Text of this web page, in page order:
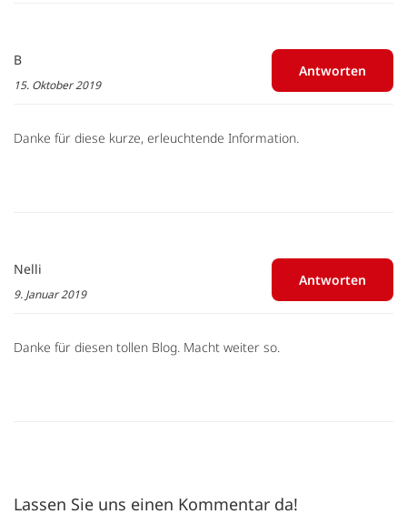
B
15. Oktober 2019
Danke für diese kurze, erleuchtende Information.
Antworten
Nelli
9. Januar 2019
Danke für diesen tollen Blog. Macht weiter so.
Antworten
Lassen Sie uns einen Kommentar da!